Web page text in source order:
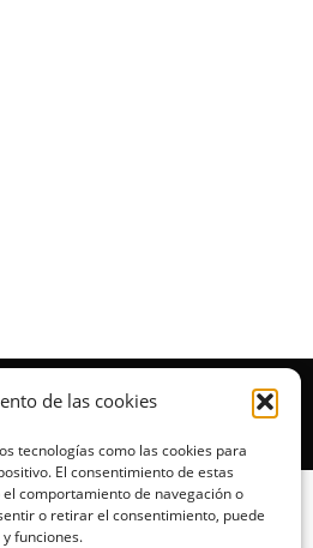
de las cookies
tecnologías como las cookies para
El consentimiento de estas
comportamiento de navegación o
o retirar el consentimiento, puede
funciones.